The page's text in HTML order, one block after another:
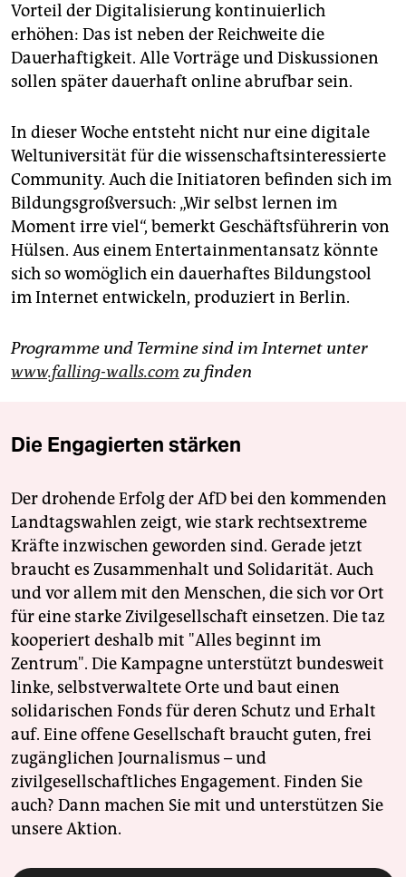
Vorteil der Digitalisierung kontinuierlich
erhöhen: Das ist neben der Reichweite die
Dauerhaftigkeit. Alle Vorträge und Diskussionen
sollen später dauerhaft online abrufbar sein.
In dieser Woche entsteht nicht nur eine digitale
Weltuniversität für die wissenschaftsinteressierte
Community. Auch die Initiatoren befinden sich im
Bildungsgroßversuch: „Wir selbst lernen im
Moment irre viel“, bemerkt Geschäftsführerin von
Hülsen. Aus einem Entertainmentansatz könnte
sich so womöglich ein dauerhaftes Bildungstool
im Internet entwickeln, produziert in Berlin.
Programme und Termine sind im Internet unter
www.falling-walls.com zu finden
Die Engagierten stärken
Der drohende Erfolg der AfD bei den kommenden
Landtagswahlen zeigt, wie stark rechtsextreme
Kräfte inzwischen geworden sind. Gerade jetzt
braucht es Zusammenhalt und Solidarität. Auch
und vor allem mit den Menschen, die sich vor Ort
für eine starke Zivilgesellschaft einsetzen. Die taz
kooperiert deshalb mit "Alles beginnt im
Zentrum". Die Kampagne unterstützt bundesweit
linke, selbstverwaltete Orte und baut einen
solidarischen Fonds für deren Schutz und Erhalt
auf. Eine offene Gesellschaft braucht guten, frei
zugänglichen Journalismus – und
zivilgesellschaftliches Engagement. Finden Sie
auch? Dann machen Sie mit und unterstützen Sie
unsere Aktion.